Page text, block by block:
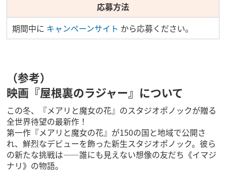
応募方法
期間中に キャンペーンサイト から応募ください。
（参考）
映画『屋根裏のラジャー』について
この冬、『メアリと魔女の花』のスタジオポノックが贈る
全世界待望の最新作！
第一作『メアリと魔女の花』が150の国と地域で公開さ
れ、鮮烈なデビューを飾った新生スタジオポノック。彼ら
の新たな挑戦は――誰にも見えない想像の友だち《イマジ
ナリ》の物語。